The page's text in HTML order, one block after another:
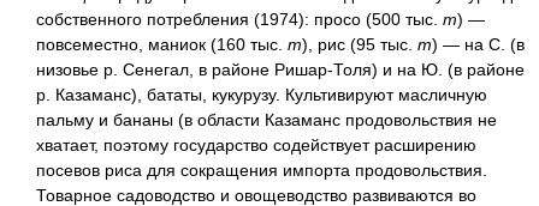
собственного потребления (1974): просо (500 тыс. т) —
повсеместно, маниок (160 тыс. т), рис (95 тыс. т) — на С. (в
низовье р. Сенегал, в районе Ришар-Толя) и на Ю. (в районе
р. Казаманс), бататы, кукурузу. Культивируют масличную
пальму и бананы (в области Казаманс продовольствия не
хватает, поэтому государство содействует расширению
посевов риса для сокращения импорта продовольствия.
Товарное садоводство и овощеводство развиваются во